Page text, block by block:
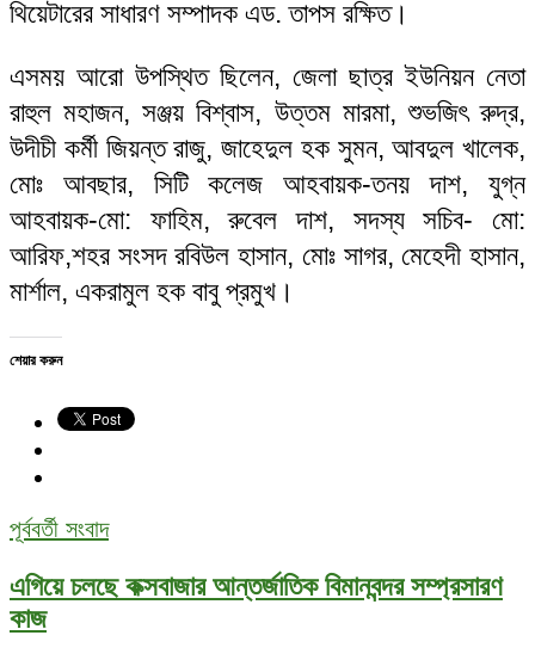
থিয়েটারের সাধারণ সম্পাদক এড. তাপস রক্ষিত।
এসময় আরো উপস্থিত ছিলেন, জেলা ছাত্র ইউনিয়ন নেতা
রাহুল মহাজন, সঞ্জয় বিশ্বাস, উত্তম মারমা, শুভজিৎ রুদ্র,
উদীচী কর্মী জিয়ন্ত রাজু, জাহেদুল হক সুমন, আবদুল খালেক,
মোঃ আবছার, সিটি কলেজ আহবায়ক-তনয় দাশ, যুগ্ন
আহবায়ক-মো: ফাহিম, রুবেল দাশ, সদস্য সচিব- মো:
আরিফ,শহর সংসদ রবিউল হাসান, মোঃ সাগর, মেহেদী হাসান,
মার্শাল, একরামুল হক বাবু প্রমুখ।
শেয়ার করুন
পূর্ববর্তী সংবাদ
এগিয়ে চলছে কক্সবাজার আন্তর্জাতিক বিমানবন্দর সম্প্রসারণ
কাজ